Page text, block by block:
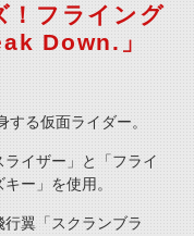
！フライング
Down.」
る仮面ライダー。
イザー」と「フライ
ー」を使用。
翼「スクランブラ